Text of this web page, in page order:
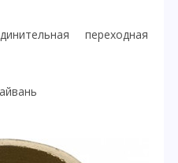
переходная